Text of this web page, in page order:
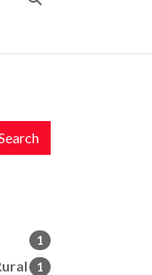
1
1